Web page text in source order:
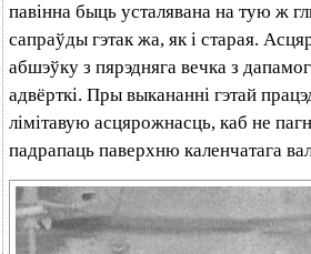
павінна быць усталявана на тую ж
сапраўды гэтак жа, як і старая.
абшэўку з пярэдняга вечка з
адвёрткі. Пры выкананні гэтай
лімітавую асцярожнасць, каб не
падрапаць паверхню каленчатага